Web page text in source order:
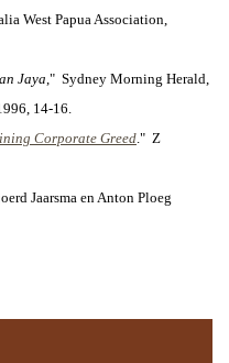
West Papua Association,
Jaya," Sydney Morning Herald,
14-16.
Corporate Greed." Z
Jaarsma en Anton Ploeg